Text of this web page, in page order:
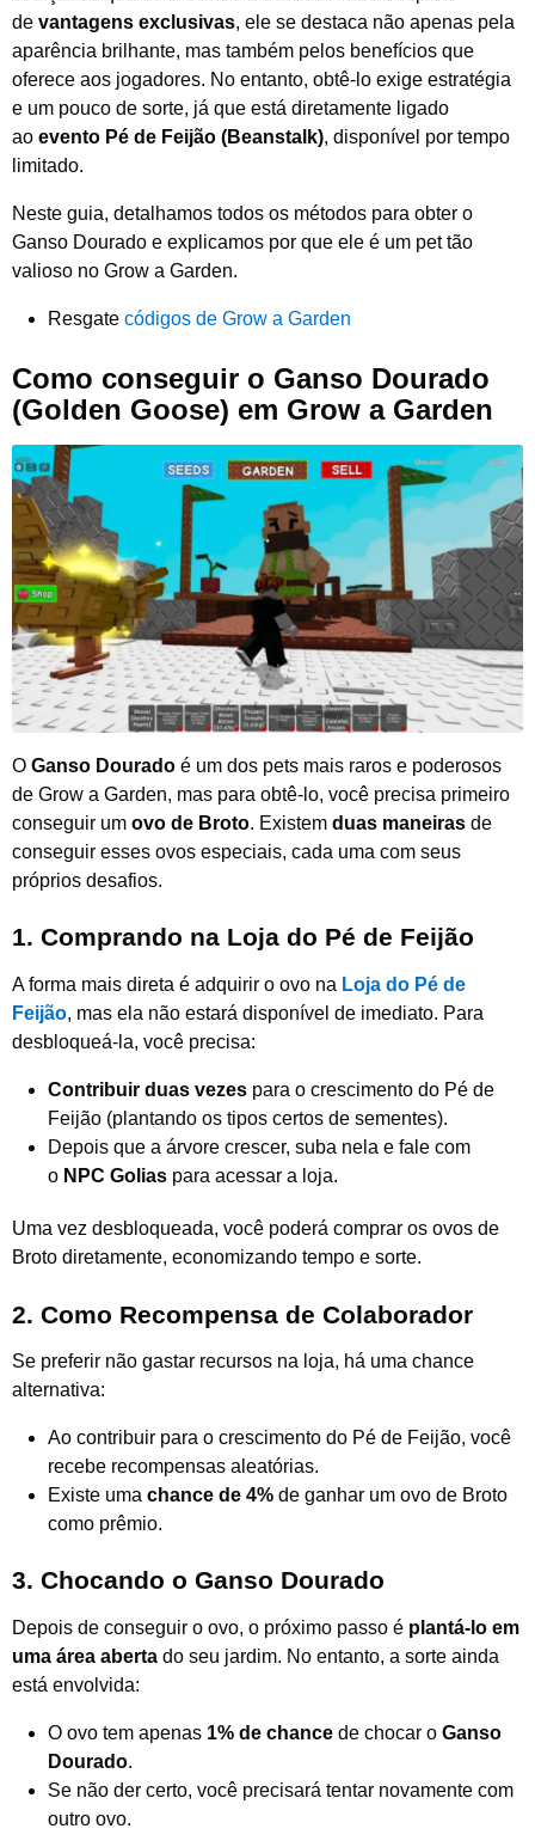
de vantagens exclusivas, ele se destaca não apenas pela
aparência brilhante, mas também pelos benefícios que
oferece aos jogadores. No entanto, obtê-lo exige estratégia
e um pouco de sorte, já que está diretamente ligado
ao evento Pé de Feijão (Beanstalk), disponível por tempo
limitado.
Neste guia, detalhamos todos os métodos para obter o
Ganso Dourado e explicamos por que ele é um pet tão
valioso no Grow a Garden.
Resgate códigos de Grow a Garden
Como conseguir o Ganso Dourado
(Golden Goose) em Grow a Garden
O Ganso Dourado é um dos pets mais raros e poderosos
de Grow a Garden, mas para obtê-lo, você precisa primeiro
conseguir um ovo de Broto. Existem duas maneiras de
conseguir esses ovos especiais, cada uma com seus
próprios desafios.
1. Comprando na Loja do Pé de Feijão
A forma mais direta é adquirir o ovo na Loja do Pé de
Feijão, mas ela não estará disponível de imediato. Para
desbloqueá-la, você precisa:
Contribuir duas vezes para o crescimento do Pé de
Feijão (plantando os tipos certos de sementes).
Depois que a árvore crescer, suba nela e fale com
o NPC Golias para acessar a loja.
Uma vez desbloqueada, você poderá comprar os ovos de
Broto diretamente, economizando tempo e sorte.
2. Como Recompensa de Colaborador
Se preferir não gastar recursos na loja, há uma chance
alternativa:
Ao contribuir para o crescimento do Pé de Feijão, você
recebe recompensas aleatórias.
Existe uma chance de 4% de ganhar um ovo de Broto
como prêmio.
3. Chocando o Ganso Dourado
Depois de conseguir o ovo, o próximo passo é plantá-lo em
uma área aberta do seu jardim. No entanto, a sorte ainda
está envolvida:
O ovo tem apenas 1% de chance de chocar o Ganso
Dourado.
Se não der certo, você precisará tentar novamente com
outro ovo.